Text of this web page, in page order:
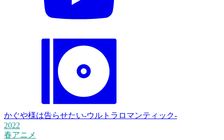
かぐや様は告らせたい-ウルトラロマンティック-
2022
春アニメ